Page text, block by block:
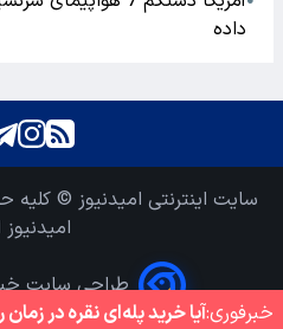
داده
خبر‌فوری:آیا خرید پله‌ای نقره در
سایت اینترنتی امیدنیوز © کلیه
طراحی سایت